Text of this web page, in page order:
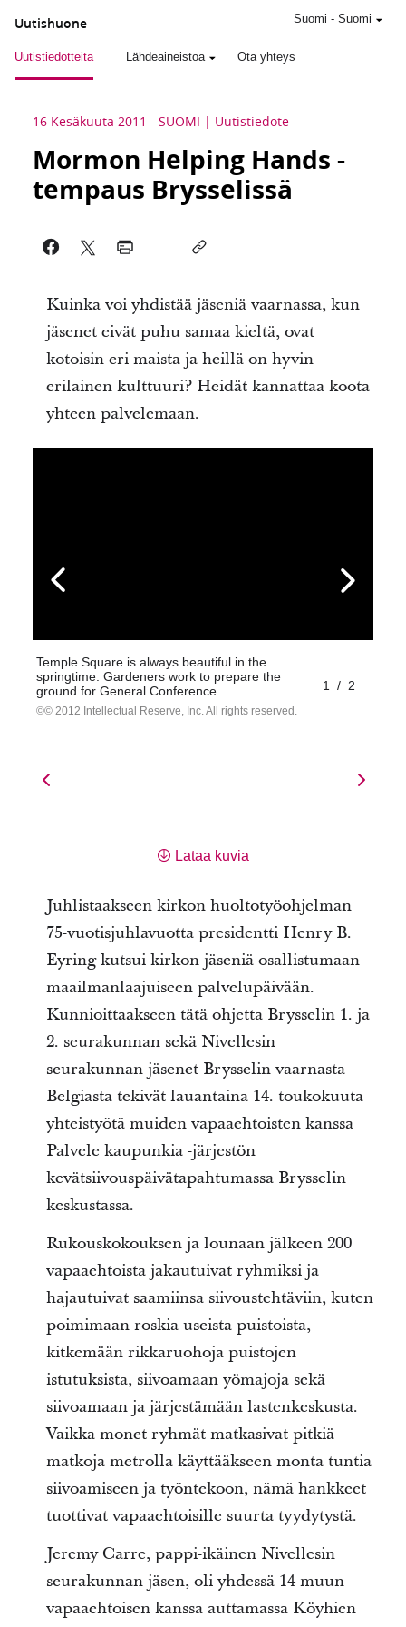
Uutishuone
Uutistiedotteita Lähdeaineistoa Ota yhteys
Suomi - Suomi
16 Kesäkuuta 2011 - SUOMI Uutistiedote
Mormon Helping Hands -
tempaus Brysselissä
Kuinka voi yhdistää jäseniä vaarnassa, kun
jäsenet eivät puhu samaa kieltä, ovat
kotoisin eri maista ja heillä on hyvin
erilainen kulttuuri? Heidät kannattaa koota
yhteen palvelemaan.
Temple Square is always beautiful in the
springtime. Gardeners work to prepare the
ground for General Conference.
© 2012 Intellectual Reserve, Inc. All rights reserved.
1 / 2
Lataa kuvia
Juhlistaakseen kirkon huoltotyöohjelman
75-vuotisjuhlavuotta presidentti Henry B.
Eyring kutsui kirkon jäseniä osallistumaan
maailmanlaajuiseen palvelupäivään.
Kunnioittaakseen tätä ohjetta Brysselin 1. ja
2. seurakunnan sekä Nivellesin
seurakunnan jäsenet Brysselin vaarnasta
Belgiasta tekivät lauantaina 14. toukokuuta
yhteistyötä muiden vapaaehtoisten kanssa
Palvele kaupunkia -järjestön
kevätsiivouspäivätapahtumassa Brysselin
keskustassa.
Rukouskokouksen ja lounaan jälkeen 200
vapaaehtoista jakautuivat ryhmiksi ja
hajautuivat saamiinsa siivoustehtäviin, kuten
poimimaan roskia useista puistoista,
kitkemään rikkaruohoja puistojen
istutuksista, siivoamaan yömajoja sekä
siivoamaan ja järjestämään lastenkeskusta.
Vaikka monet ryhmät matkasivat pitkiä
matkoja metrolla käyttääkseen monta tuntia
siivoamiseen ja työntekoon, nämä hankkeet
tuottivat vapaaehtoisille suurta tyydytystä.
Jeremy Carre, pappi-ikäinen Nivellesin
seurakunnan jäsen, oli yhdessä 14 muun
vapaaehtoisen kanssa auttamassa Köyhien